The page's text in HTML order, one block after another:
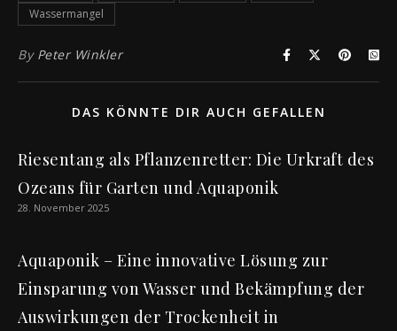
Wassermangel
By Peter Winkler
DAS KÖNNTE DIR AUCH GEFALLEN
Riesentang als Pflanzenretter: Die Urkraft des
Ozeans für Garten und Aquaponik
28. November 2025
Aquaponik – Eine innovative Lösung zur
Einsparung von Wasser und Bekämpfung der
Auswirkungen der Trockenheit in